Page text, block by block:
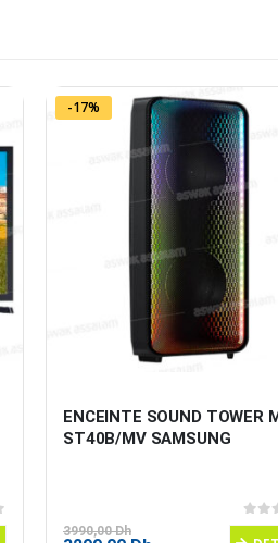
-17%
ENCEINTE SOUND TOWER
ST40B/MV SAMSUNG
0sur
3990,00Dh